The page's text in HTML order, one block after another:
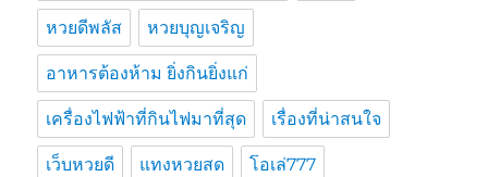
หวยดีพลัส หวยบุญเจริญ
อาหารต้องห้าม ยิ่งกินยิ่งแก่
เครื่องไฟฟ้าที่กินไฟมาที่สุด เรื่องที่น่าสนใจ
เว็บหวยดี แทงหวยสด โอเล่777